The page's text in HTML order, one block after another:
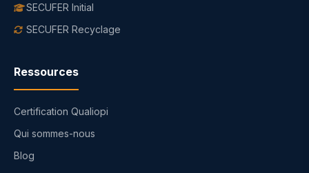
SECUFER Initial
SECUFER Recyclage
Ressources
Certification Qualiopi
Qui sommes-nous
Blog